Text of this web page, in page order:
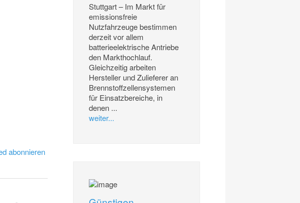
abonnieren
Stuttgart – Im Markt für
emissionsfreie
Nutzfahrzeuge bestimmen
derzeit vor allem
batterieelektrische Antriebe
den Markthochlauf.
Gleichzeitig arbeiten
Hersteller und Zulieferer an
Brennstoffzellensystemen
für Einsatzbereiche, in
denen ...
weiter...